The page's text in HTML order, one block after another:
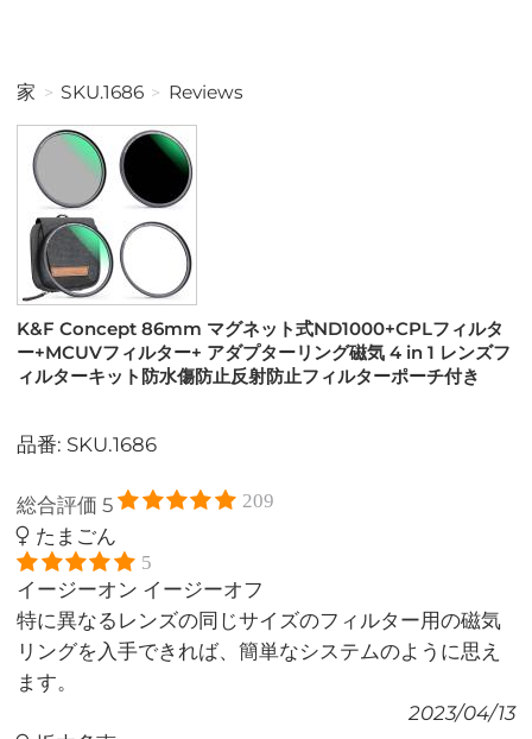
家 SKU.1686 Reviews
K&F Concept 86mm マグネット式ND1000+CPLフィルタ
ー+MCUVフィルター+ アダプターリング磁気 4 in 1 レンズフ
ィルターキット防水傷防止反射防止フィルターポーチ付き
品番: SKU.1686
総合評価5 209
たまごん
5
イージーオン イージーオフ
特に異なるレンズの同じサイズのフィルター用の磁気
リングを入手できれば、簡単なシステムのように思え
ます。
2023/04/13